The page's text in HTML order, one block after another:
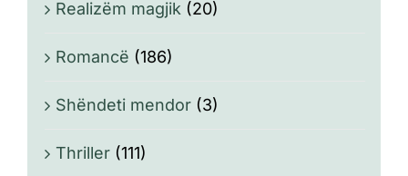
Realizëm magjik (20)
Romancë (186)
Shëndeti mendor (3)
Thriller (111)